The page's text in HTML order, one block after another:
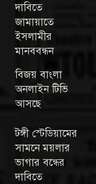
দাবিতে
জামায়াতে
ইসলামীর
মানববন্ধন
বিজয় বাংলা
অনলাইন টিভি
আসছে
টঙ্গী স্টেডিয়ামের
সামনে ময়লার
ভাগার বন্ধের
দাবিতে